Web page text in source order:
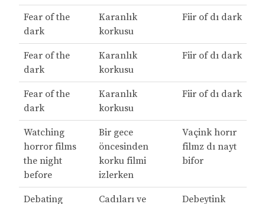
Fear of the
dark
Karanlık
korkusu
Fiir of dı dark
Fear of the
dark
Karanlık
korkusu
Fiir of dı dark
Fear of the
dark
Karanlık
korkusu
Fiir of dı dark
Watching
horror films
the night
before
Bir gece
öncesinden
korku filmi
izlerken
Vaçink horır
filmz dı nayt
bifor
Debating Cadıları ve Debeytink